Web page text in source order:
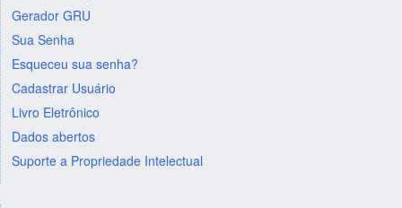
Gerador GRU
Sua Senha
Esqueceu sua senha?
Cadastrar Usuário
Livro Eletrônico
Dados abertos
Suporte a Propriedade Intelectual